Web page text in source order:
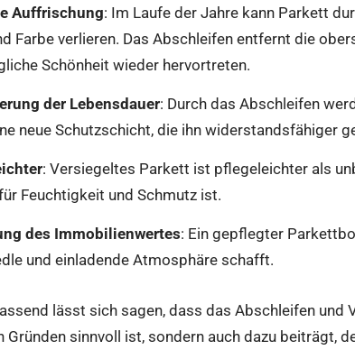
Auffrischung: Im Laufe der Jahre kann Parkett
Farbe verlieren. Das Abschleifen entfernt die
Schönheit wieder hervortreten.
der Lebensdauer: Durch das Abschleifen
neue Schutzschicht, die ihn widerstandsfähiger
: Versiegeltes Parkett ist pflegeleichter als
Feuchtigkeit und Schmutz ist.
des Immobilienwertes: Ein gepflegter
und einladende Atmosphäre schafft.
lässt sich sagen, dass das Abschleifen und
Gründen sinnvoll ist, sondern auch dazu beiträgt,